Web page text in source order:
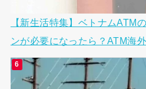
【新生活特集】ベトナムATM
ンが必要になったら？ATM海